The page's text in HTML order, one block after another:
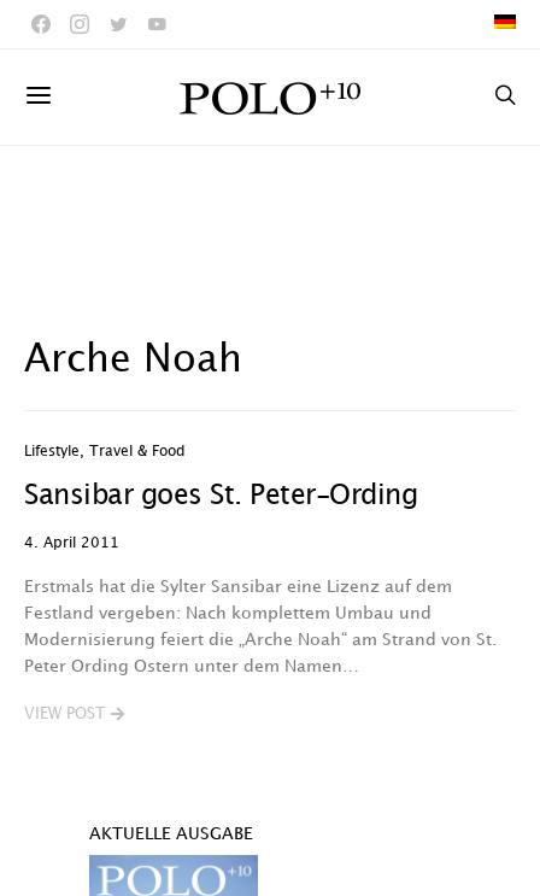
Arche Noah
Lifestyle Travel & Food
Sansibar goes St. Peter-Ording
4. April 2011
Erstmals hat die Sylter Sansibar eine Lizenz auf dem
Festland vergeben: Nach komplettem Umbau und
Modernisierung feiert die „Arche Noah“ am Strand von St.
Peter Ording Ostern unter dem Namen…
VIEW POST
AKTUELLE AUSGABE